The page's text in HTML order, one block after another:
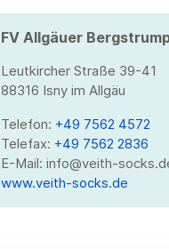
FV Allgäuer
Leutkircher Straße 39-41
88316 Isny im Allgäu
Telefon: +49 7562 4572
Telefax: +49 7562 2836
E-Mail: info@veith-
www.veith-socks.de